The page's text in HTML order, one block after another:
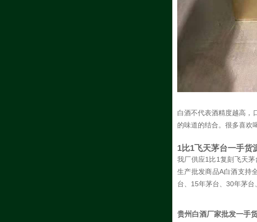
白酒不代表酒精度越高，
的味道的结合。很多喜欢
1比1飞天茅台一手货
我厂供应1比1复刻飞天
生产批发商品A白酒支持
台、15年茅台、30年茅台
贵州白酒厂家批发一手